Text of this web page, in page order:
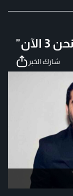
شارك الخبر